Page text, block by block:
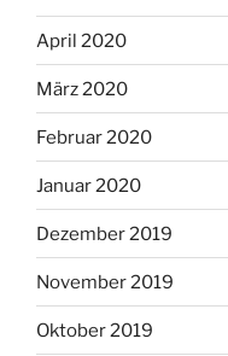
April 2020
März 2020
Februar 2020
Januar 2020
Dezember 2019
November 2019
Oktober 2019